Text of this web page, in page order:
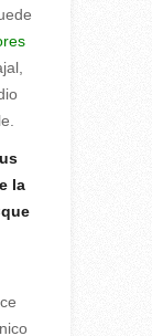
la